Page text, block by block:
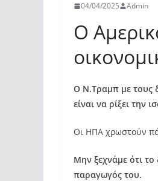
04/04/2025 Admin
Ο
Ο Ν.Τραμπ με τους
είναι να ρίξει την
Οι ΗΠΑ χρωστούν
Μην ξεχνάμε ότι το
παραγωγός του.